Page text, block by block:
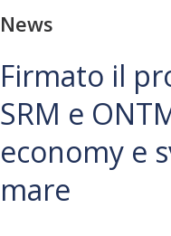
News
Firmato il
SRM e
economy e
mare